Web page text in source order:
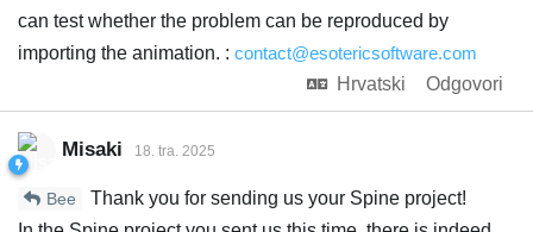
can test whether the problem can be reproduced by
importing the animation. : contact@esotericsoftware.com
Hrvatski
Odgovori
Misaki 18. tra. 2025
Bee
Thank you for sending us your Spine project!